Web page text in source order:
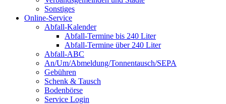
Sonstiges
Online-Service
Abfall-Kalender
Abfall-Termine bis 240 Liter
Abfall-Termine über 240 Liter
Abfall-ABC
An/Um/Abmeldung/Tonnentausch/SEPA
Gebühren
Schenk & Tausch
Bodenbörse
Service Login